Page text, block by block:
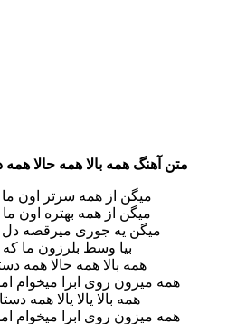
متن آهنگ همه بالا همه حالا همه
میگن از همه سرتر اون
میگن از همه بهتره اون
میگن یه جوری میرقصه
بیا وسط بلرزون ما
همه بالا همه حالا همه
همه میزون روی ابرا
همه بالا یالا یالا همه
همه میزون روی ابرا